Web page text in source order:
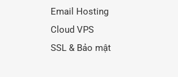
Email Hosting
Cloud VPS
SSL & Bảo mật